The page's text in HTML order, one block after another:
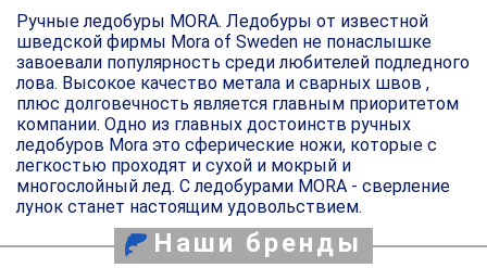
Ручные ледобуры MORA. Ледобуры от известной
шведской фирмы Mora of Sweden не понаслышке
завоевали популярность среди любителей подледного
лова. Высокое качество метала и сварных швов ,
плюс долговечность является главным приоритетом
компании. Одно из главных достоинств ручных
ледобуров Mora это сферические ножи, которые с
легкостью проходят и сухой и мокрый и
многослойный лед. С ледобурами MORA - сверление
лунок станет настоящим удовольствием.
Наши бренды